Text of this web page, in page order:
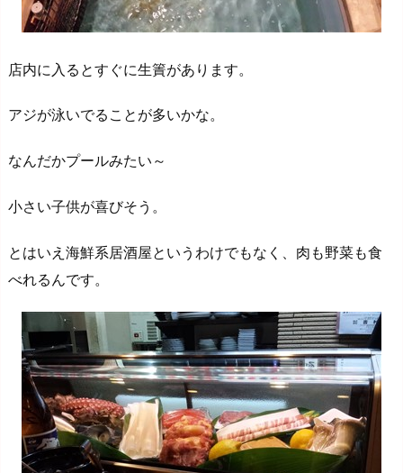
店内に入るとすぐに生簀があります。
アジが泳いでることが多いかな。
なんだかプールみたい～
小さい子供が喜びそう。
とはいえ海鮮系居酒屋というわけでもなく、肉も野菜も食
べれるんです。